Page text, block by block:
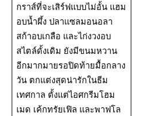
กราส์ที่จะเสิร์ฟแบบไม่อั้น แฮม
อบน้ำผึ้ง ปลาแซลมอนอลา
สก้าอบเกลือ และไก่งวงอบ
สไตล์ดั้งเดิม ยังมีขนมหวาน
อีกมากมายรอปิดท้ายมื้อกลาง
วัน ตกแต่งสุดน่ารักในธีม
เทศกาล ตั้งแต่ไอศกรีมโฮม
เมด เค้กทรัยเฟิล และพาฟโล